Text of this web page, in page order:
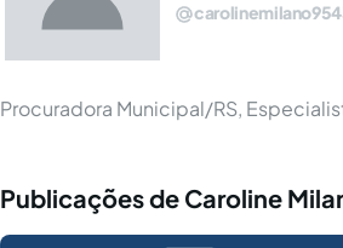
Procuradora Municipal/RS,
Publicações de Caroline